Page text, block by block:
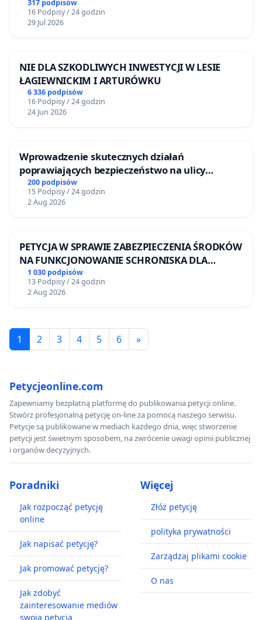
mieszkańców
317 podpisów
16 Podpisy / 24 godzin
29 Jul 2026
NIE DLA SZKODLIWYCH INWESTYCJI W LESIE
ŁAGIEWNICKIM I ARTURÓWKU
6 336 podpisów
16 Podpisy / 24 godzin
24 Jun 2026
Wprowadzenie skutecznych działań
poprawiających bezpieczeństwo na ulicy
Żeromskiego w Otwocku
200 podpisów
15 Podpisy / 24 godzin
2 Aug 2026
PETYCJA W SPRAWIE ZABEZPIECZENIA ŚRODKÓW
NA FUNKCJONOWANIE SCHRONISKA DLA
BEZDOMNYCH ZWIERZĄT W SKARYSZEWIE
1 030 podpisów
13 Podpisy / 24 godzin
2 Aug 2026
1 2 3 4 5 6 »
Petycjeonline.com
Zapewniamy bezpłatną platformę do publikowania petycji online.
Stwórz profesjonalną petycję on-line za pomocą naszego serwisu.
Petycje są publikowane w mediach każdego dnia, więc stworzenie
petycji jest świetnym sposobem, na zwrócenie uwagi opinii publicznej
i organów decyzyjnych.
Poradniki
Jak rozpocząć petycję
online
Jak napisać petycję?
Jak promować petycję?
Jak zdobyć
zainteresowanie mediów
swoją petycją
Więcej
Złóż petycję
polityka prywatności
Zarządzaj plikami cookie
O nas